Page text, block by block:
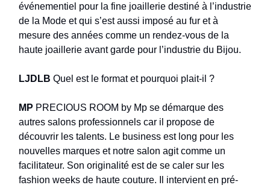
événementiel pour la fine joaillerie destiné à l’industrie
de la Mode et qui s’est aussi imposé au fur et à
mesure des années comme un rendez-vous de la
haute joaillerie avant garde pour l’industrie du Bijou.
LJDLB Quel est le format et pourquoi plait-il ?
MP PRECIOUS ROOM by Mp se démarque des
autres salons professionnels car il propose de
découvrir les talents. Le business est long pour les
nouvelles marques et notre salon agit comme un
facilitateur. Son originalité est de se caler sur les
fashion weeks de haute couture. Il intervient en pré-